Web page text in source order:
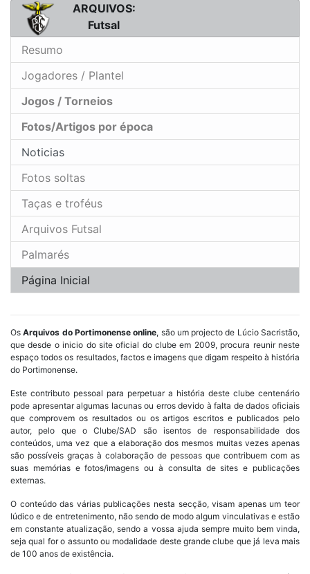
ARQUIVOS:
Futsal
Resumo
Jogadores / Plantel
Jogos / Torneios
Fotos/Artigos por época
Noticias
Fotos soltas
Taças e troféus
Arquivos Futsal
Palmarés
Página Inicial
OsArquivos do Portimonense online, são um projecto de Lúcio Sacristão,
que desde o inicio do site oficial do clube em 2009, procura reunir neste
espaço todos os resultados, factos e imagens que digam respeito à história
do Portimonense.
Este contributo pessoal para perpetuar a história deste clube centenário
pode apresentar algumas lacunas ou erros devido à falta de dados oficiais
que comprovem os resultados ou os artigos escritos e publicados pelo
autor, pelo que o Clube/SAD são isentos de responsabilidade dos
conteúdos, uma vez que a elaboração dos mesmos muitas vezes apenas
são possíveis graças à colaboração de pessoas que contribuem com as
suas memórias e fotos/imagens ou à consulta de sites e publicações
externas.
O conteúdo das várias publicações nesta secção, visam apenas um teor
lúdico e de entretenimento, não sendo de modo algum vinculativas e estão
em constante atualização, sendo a vossa ajuda sempre muito bem vinda,
seja qual for o assunto ou modalidade deste grande clube que já leva mais
de 100 anos de existência.